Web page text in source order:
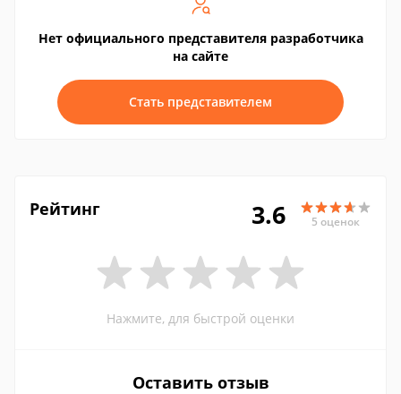
Нет официального представителя разработчика
на сайте
Стать представителем
Рейтинг 3.6 5 оценок
Нажмите, для быстрой оценки
Оставить отзыв